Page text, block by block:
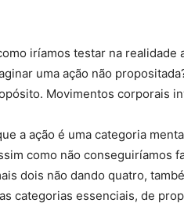
iríamos testar na
uma ação não
Movimentos corporais
a ação é uma categoria
como não conseguiríamos
dois não dando quatro,
categorias essenciais, de